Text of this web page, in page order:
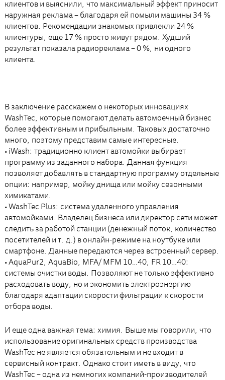
клиентов и выяснили, что максимальный эффект приносит
наружная реклама – благодаря ей помыли машины 34 %
клиентов. Рекомендации знакомых привлекли 24 %
клиентуры, еще 17 % просто живут рядом. Худший
результат показала радиореклама – 0 %, ни одного
клиента.
В заключение расскажем о некоторых инновациях
WashTec, которые помогают делать автомоечный бизнес
более эффективным и прибыльным. Таковых достаточно
много, поэтому представим самые интересные.
• iWash: традиционно клиент автомойки выбирает
программу из заданного набора. Данная функция
позволяет добавлять в стандартную программу отдельные
опции: например, мойку днища или мойку сезонными
химикатами.
• WashTec Plus: система удаленного управления
автомойками. Владелец бизнеса или директор сети может
следить за работой станции (денежный поток, количество
посетителей и т. д.) в онлайн-режиме на ноутбуке или
смартфоне. Данные передаются через встроенный сервер.
• AquaPur2, AquaBio, MFA/ MFM 10…40, FR 10…40:
системы очистки воды. Позволяют не только эффективно
расходовать воду, но и экономить электроэнергию
благодаря адаптации скорости фильтрации к скорости
отбора воды.
И еще одна важная тема: химия. Выше мы говорили, что
использование оригинальных средств производства
WashTec не является обязательным и не входит в
сервисный контракт. Однако стоит иметь в виду, что
WashTec – одна из немногих компаний-производителей